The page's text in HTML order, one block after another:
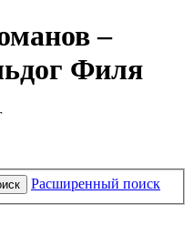
–
Филя
Расширенный поиск